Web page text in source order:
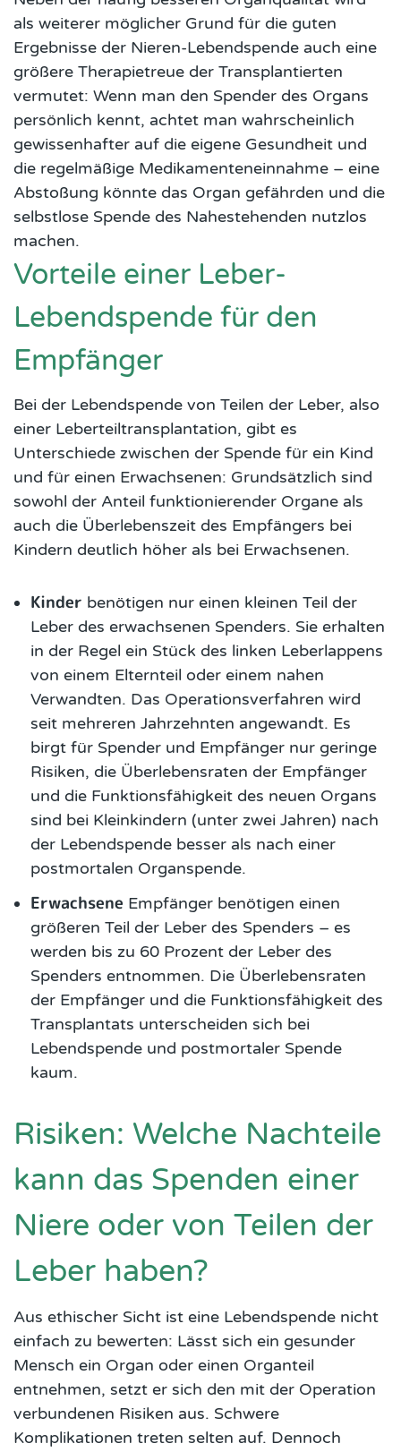
als weiterer möglicher Grund für die guten
Ergebnisse der Nieren-Lebendspende auch eine
größere Therapietreue der Transplantierten
vermutet: Wenn man den Spender des Organs
persönlich kennt, achtet man wahrscheinlich
gewissenhafter auf die eigene Gesundheit und
die regelmäßige Medikamenteneinnahme – eine
Abstoßung könnte das Organ gefährden und die
selbstlose Spende des Nahestehenden nutzlos
machen.
Vorteile einer Leber-
Lebendspende für den
Empfänger
Bei der Lebendspende von Teilen der Leber, also
einer Leberteiltransplantation, gibt es
Unterschiede zwischen der Spende für ein Kind
und für einen Erwachsenen: Grundsätzlich sind
sowohl der Anteil funktionierender Organe als
auch die Überlebenszeit des Empfängers bei
Kindern deutlich höher als bei Erwachsenen.
Kinder benötigen nur einen kleinen Teil der
Leber des erwachsenen Spenders. Sie erhalten
in der Regel ein Stück des linken Leberlappens
von einem Elternteil oder einem nahen
Verwandten. Das Operationsverfahren wird
seit mehreren Jahrzehnten angewandt. Es
birgt für Spender und Empfänger nur geringe
Risiken, die Überlebensraten der Empfänger
und die Funktionsfähigkeit des neuen Organs
sind bei Kleinkindern (unter zwei Jahren) nach
der Lebendspende besser als nach einer
postmortalen Organspende.
Erwachsene Empfänger benötigen einen
größeren Teil der Leber des Spenders – es
werden bis zu 60 Prozent der Leber des
Spenders entnommen. Die Überlebensraten
der Empfänger und die Funktionsfähigkeit des
Transplantats unterscheiden sich bei
Lebendspende und postmortaler Spende
kaum.
Risiken: Welche Nachteile
kann das Spenden einer
Niere oder von Teilen der
Leber haben?
Aus ethischer Sicht ist eine Lebendspende nicht
einfach zu bewerten: Lässt sich ein gesunder
Mensch ein Organ oder einen Organteil
entnehmen, setzt er sich den mit der Operation
verbundenen Risiken aus. Schwere
Komplikationen treten selten auf. Dennoch